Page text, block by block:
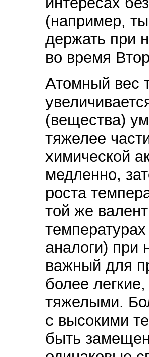
(например,
держать при
во время
Атомный вес
(вещества)
тяжелее
химической
медленно,
роста
той же
аналоги) при
важный для
более
тяжелыми.
с высокими
быть